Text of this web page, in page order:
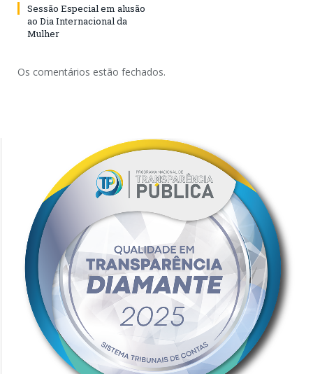
Sessão Especial em alusão
ao Dia Internacional da
Mulher
Os comentários estão fechados.